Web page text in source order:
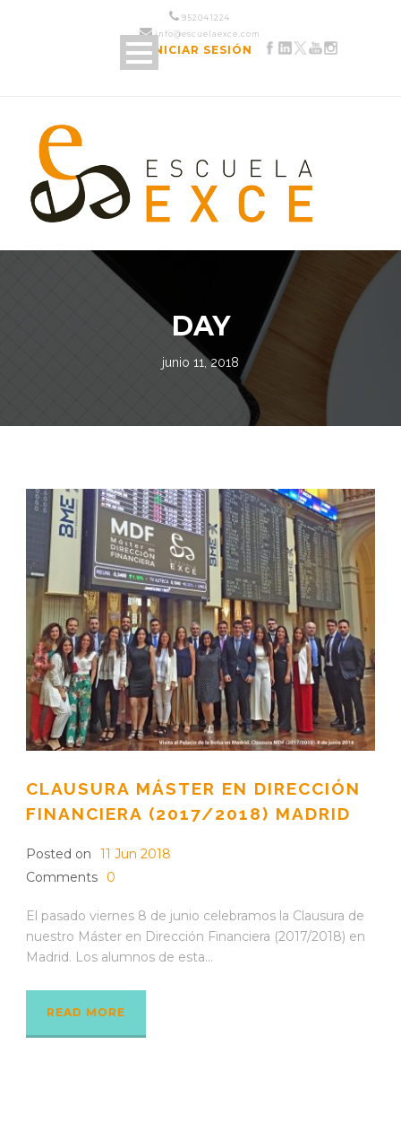
952 04 12 24
info@escuelaexce.com
INICIAR SESIÓN
DAY
junio 11, 2018
CLAUSURA MÁSTER EN DIRECCIÓN
FINANCIERA (2017/2018) MADRID
Posted on
11 Jun 2018
Comments
0
El pasado viernes 8 de junio celebramos la Clausura de
nuestro Máster en Dirección Financiera (2017/2018) en
Madrid. Los alumnos de esta...
READ MORE